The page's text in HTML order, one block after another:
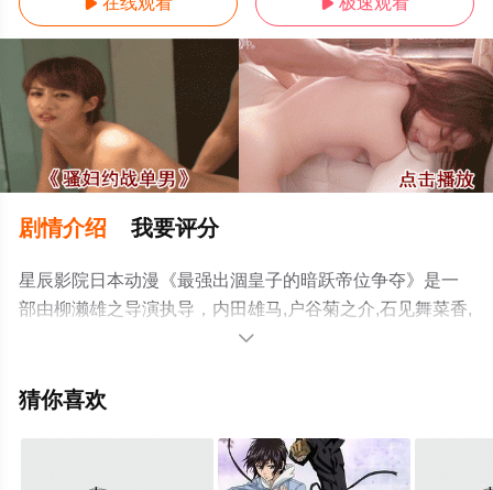
 
剧情介绍 我要评分
星辰影院日本动漫《最强出涸皇子的暗跃帝位争夺》是一
部由柳濑雄之导演执导，内田雄马,户谷菊之介,石见舞菜香,
内田真礼,本渡枫,井上和彦,田丸笃志,竹内良太,斋贺光希,松
动漫，手机免费观看高清未删减完整版动漫全集就上星辰

猜你喜欢